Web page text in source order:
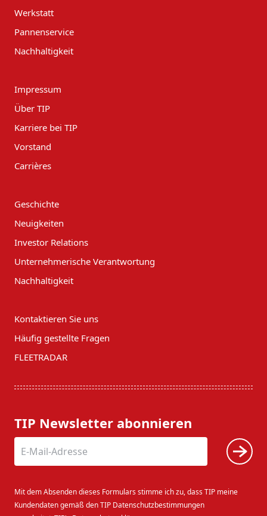
Werkstatt
Pannenservice
Nachhaltigkeit
Impressum
Über TIP
Karriere bei TIP
Vorstand
Carrières
Geschichte
Neuigkeiten
Investor Relations
Unternehmerische Verantwortung
Nachhaltigkeit
Kontaktieren Sie uns
Häufig gestellte Fragen
FLEETRADAR
TIP Newsletter abonnieren
Mit dem Absenden dieses Formulars stimme ich zu, dass TIP meine
Kundendaten gemäß den TIP Datenschutzbestimmungen